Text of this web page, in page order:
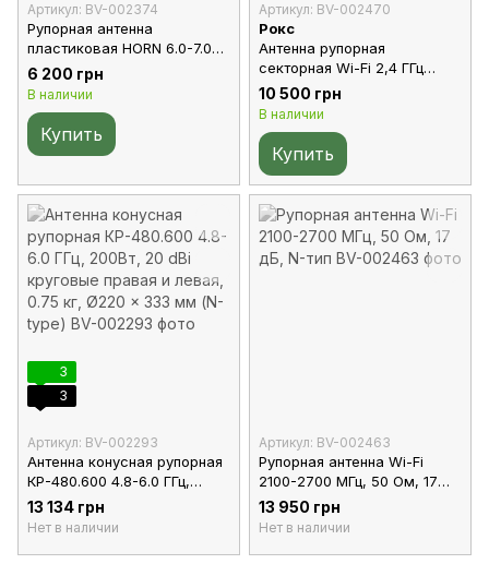
Артикул: BV-002374
Рупорная антенна
пластиковая HORN 6.0-7.0
ГГц, RHCP-LHCP, 50Вт, 50
Ом, 18.5 дБ
6 200 грн
В наличии
Купить
Артикул: BV-002470
Рокс
Антенна рупорная
секторная Wi-Fi 2,4 ГГц
HORN 2300–2600 МГц 14 дБ,
200 Вт
10 500 грн
В наличии
Купить
3
3
Артикул: BV-002293
Антенна конусная рупорная
КР-480.600 4.8-6.0 ГГц,
200Вт, 20 dBi круговые
правая и левая, 0.75 кг,
13 134 грн
Нет в наличии
Артикул: BV-002463
Рупорная антенна Wi-Fi
2100-2700 МГц, 50 Ом, 17
дБ, N-тип
13 950 грн
Нет в наличии